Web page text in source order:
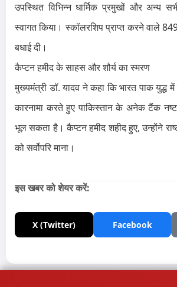
उपस्थित विभिन्न धार्मिक प्रमुखों और अन्य
स्वागत किया। स्कॉलरशिप प्राप्त करने वाले 849
बधाई दी।
कैप्टन हमीद के साहस और शौर्य का स्मरण
मुख्यमंत्री डॉ. यादव ने कहा कि भारत पाक युद्ध
कारनामा करते हुए पाकिस्तान के अनेक टैंक
भूल सकता है। कैप्टन हमीद शहीद हुए, उन्होंने
को सर्वोपरि माना।
इस खबर को शेयर करें:
X (Twitter) Facebook